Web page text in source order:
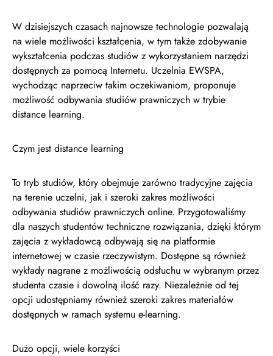
W dzisiejszych czasach najnowsze technologie pozwalają
na wiele możliwości kształcenia, w tym także zdobywanie
wykształcenia podczas studiów z wykorzystaniem narzędzi
dostępnych za pomocą Internetu. Uczelnia EWSPA,
wychodząc naprzeciw takim oczekiwaniom, proponuje
możliwość odbywania studiów prawniczych w trybie
distance learning.
Czym jest distance learning
To tryb studiów, który obejmuje zarówno tradycyjne zajęcia
na terenie uczelni, jak i szeroki zakres możliwości
odbywania studiów prawniczych online. Przygotowaliśmy
dla naszych studentów techniczne rozwiązania, dzięki którym
zajęcia z wykładowcą odbywają się na platformie
internetowej w czasie rzeczywistym. Dostępne są również
wykłady nagrane z możliwością odsłuchu w wybranym przez
studenta czasie i dowolną ilość razy. Niezależnie od tej
opcji udostępniamy również szeroki zakres materiałów
dostępnych w ramach systemu e-learning.
Dużo opcji, wiele korzyści